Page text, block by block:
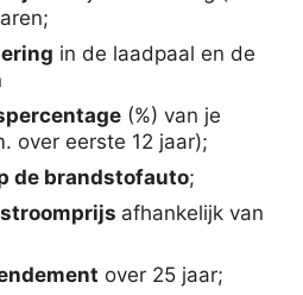
in de laadpaal en de
(%) van je
over eerste 12 jaar);
de brandstofauto;
afhankelijk van
over 25 jaar;